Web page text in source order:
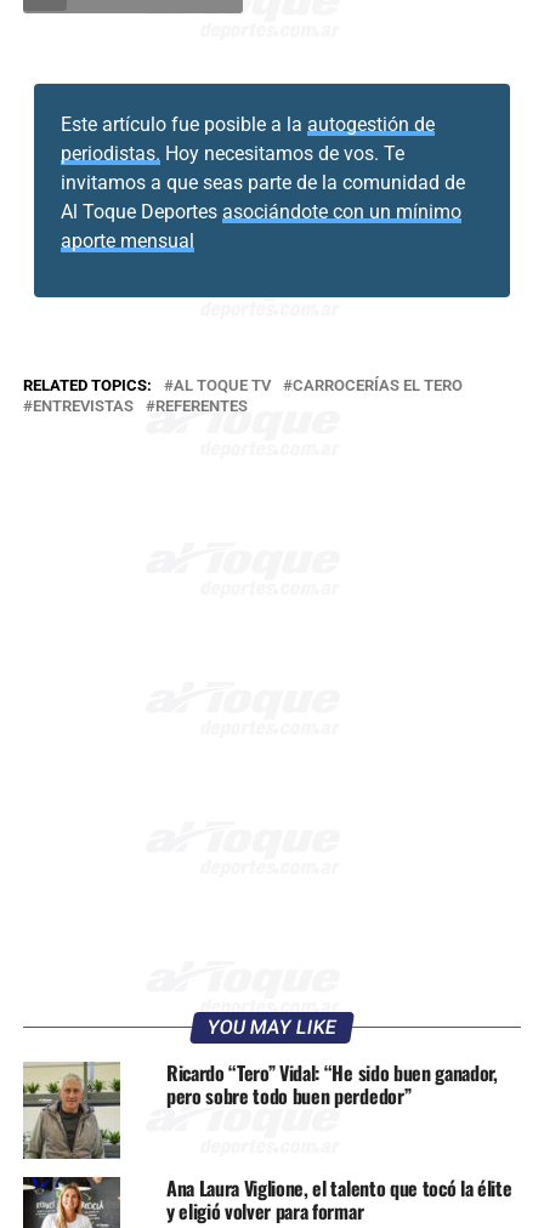
Este artículo fue posible a la autogestión de
periodistas. Hoy necesitamos de vos. Te
invitamos a que seas parte de la comunidad de
Al Toque Deportes asociándote con un mínimo
aporte mensual
RELATED TOPICS: AL TOQUE TV
CARROCERÍAS EL TERO
ENTREVISTAS
REFERENTES
YOU MAY LIKE
Ricardo “Tero” Vidal: “He sido buen ganador,
pero sobre todo buen perdedor”
Ana Laura Viglione, el talento que tocó la élite
y eligió volver para formar